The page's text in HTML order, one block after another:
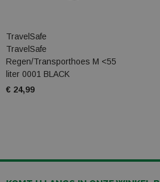
TravelSafe
TravelSafe
Regen/Transporthoes M <55
liter 0001 BLACK
€ 24,99